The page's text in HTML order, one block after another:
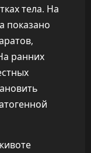
тела. На
показано
ранних